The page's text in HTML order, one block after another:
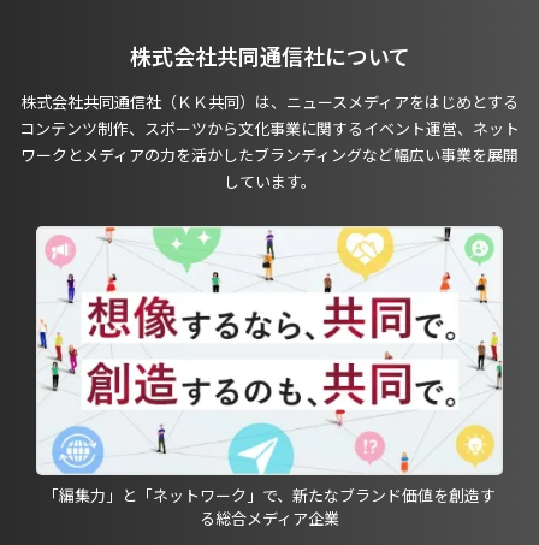
株式会社共同通信社について
株式会社共同通信社（ＫＫ共同）は、ニュースメディアをはじめとする
コンテンツ制作、スポーツから文化事業に関するイベント運営、ネット
ワークとメディアの力を活かしたブランディングなど幅広い事業を展開
しています。
「編集力」と「ネットワーク」で、新たなブランド価値を創造す
る総合メディア企業